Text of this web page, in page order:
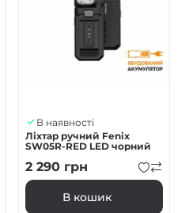
В наявності
Ліхтар ручний Fenix
SW05R-RED LED чорний
2 290 грн
В кошик